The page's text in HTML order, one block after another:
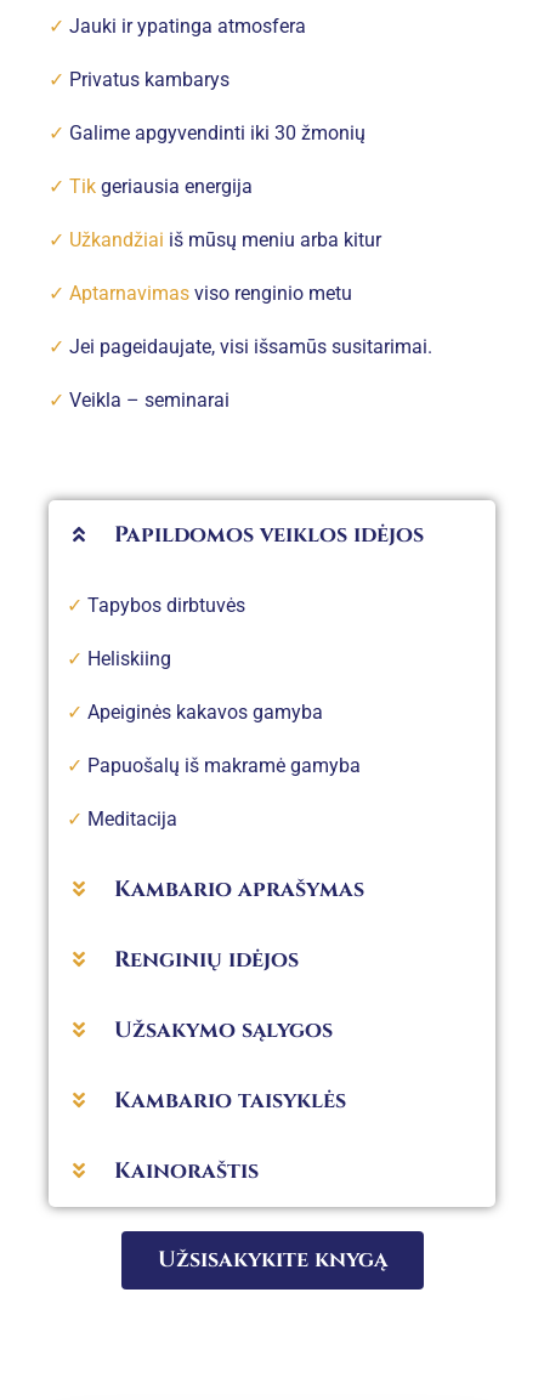
✓ Jauki ir ypatinga atmosfera
✓ Privatus kambarys
✓ Galime apgyvendinti iki 30 žmonių
✓ Tik geriausia energija
✓ Užkandžiai iš mūsų meniu arba kitur
✓ Aptarnavimas viso renginio metu
✓ Jei pageidaujate, visi išsamūs susitarimai.
✓ Veikla – seminarai
Papildomos veiklos idėjos
✓ Tapybos dirbtuvės
✓ Heliskiing
✓ Apeiginės kakavos gamyba
✓ Papuošalų iš makramė gamyba
✓ Meditacija
Kambario aprašymas
Renginių idėjos
Užsakymo sąlygos
Kambario taisyklės
Kainoraštis
Užsisakykite knygą